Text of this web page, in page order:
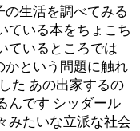
生活を調べてみる
ている本をちょこち
ているところでは
かという問題に触れ
た あの出家するの
んです シッダール
みたいな立派な社会